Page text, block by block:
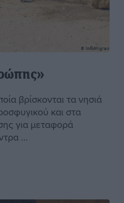
βρίσκονται τα νησιά
και στα
για μεταφορά
...